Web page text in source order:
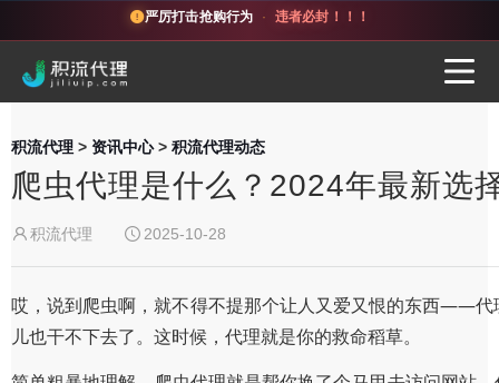
严厉打击抢购行为 · 违者必封！！！
积流代理 > 资讯中心> 积流代理动态
爬虫代理是什么？2024年最新选
积流代理 2025-10-28
哎，说到爬虫啊，就不得不提那个让人又爱又恨的东西——代
儿也干不下去了。这时候，代理就是你的救命稻草。